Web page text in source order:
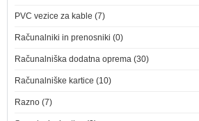
PVC vezice za kable (7)
Računalniki in prenosniki (0)
Računalniška dodatna oprema (30)
Računalniške kartice (10)
Razno (7)